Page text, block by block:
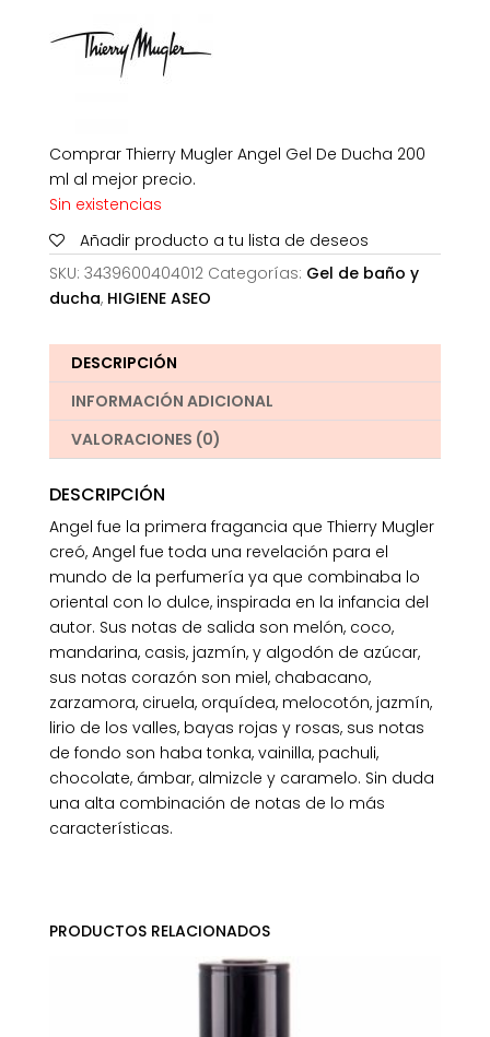
37,50€.
Comprar Thierry Mugler Angel Gel De Ducha 200
ml al mejor precio.
Sin existencias
Añadir producto a tu lista de deseos
SKU: 3439600404012 Categorías: Gel de baño y
ducha, HIGIENE ASEO
DESCRIPCIÓN
INFORMACIÓN ADICIONAL
VALORACIONES (0)
DESCRIPCIÓN
Angel fue la primera fragancia que Thierry Mugler
creó, Angel fue toda una revelación para el
mundo de la perfumería ya que combinaba lo
oriental con lo dulce, inspirada en la infancia del
autor. Sus notas de salida son melón, coco,
mandarina, casis, jazmín, y algodón de azúcar,
sus notas corazón son miel, chabacano,
zarzamora, ciruela, orquídea, melocotón, jazmín,
lirio de los valles, bayas rojas y rosas, sus notas
de fondo son haba tonka, vainilla, pachuli,
chocolate, ámbar, almizcle y caramelo. Sin duda
una alta combinación de notas de lo más
características.
PRODUCTOS RELACIONADOS